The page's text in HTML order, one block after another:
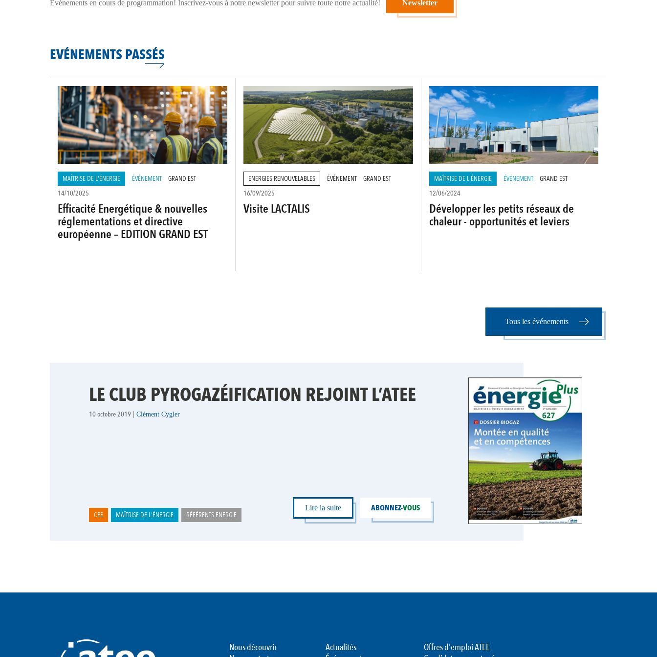
Evénements en cours de programmation! Inscrivez-vous à notre newsletter pour suivre toute notre actualité! Newsletter
EVÉNEMENTS PASSÉS
MAÎTRISE DE L'ÉNERGIE ÉVÉNEMENT
GRAND EST
14/10/2025
Efficacité Energétique & nouvelles
réglementations et directive
européenne – EDITION GRAND EST
ENERGIES RENOUVELABLES ÉVÉNEMENT
GRAND EST
16/09/2025
Visite LACTALIS
MAÎTRISE DE L'ÉNERGIE ÉVÉNEMENT
GRAND EST
12/06/2024
Développer les petits réseaux de
chaleur - opportunités et leviers
Tous les événements
LE CLUB PYROGAZÉIFICATION REJOINT L’ATEE
10 octobre 2019 | Clément Cygler
CEE MAÎTRISE DE L'ÉNERGIE RÉFÉRENTS ENERGIE
Lire la suite ABONNEZ-VOUS
Nous découvrir
Actualités
Offres d'emploi ATEE